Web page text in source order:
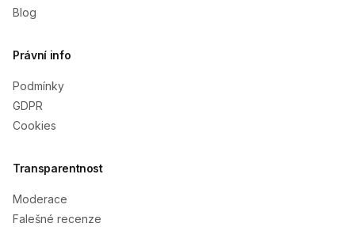
Blog
Právní info
Podmínky
GDPR
Cookies
Transparentnost
Moderace
Falešné recenze